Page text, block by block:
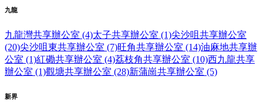
九龍
九龍灣共享辦公室 (4)太子共享辦公室 (1)尖沙咀共享辦公室
(20)尖沙咀東共享辦公室 (7)旺角共享辦公室 (14)油麻地共享辦
公室 (1)紅磡共享辦公室 (4)荔枝角共享辦公室 (10)西九龍共享
辦公室 (1)觀塘共享辦公室 (28)新蒲崗共享辦公室 (5)
新界